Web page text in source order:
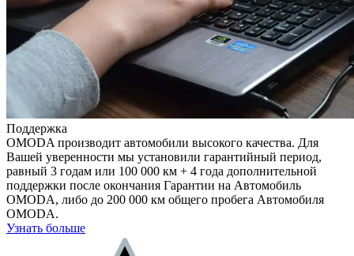
Поддержка
OMODA производит автомобили высокого качества. Для
Вашей уверенности мы установили гарантийный период,
равный 3 годам или 100 000 км + 4 года дополнительной
поддержки после окончания Гарантии на Автомобиль
OMODA, либо до 200 000 км общего пробега Автомобиля
OMODA.
Узнать больше